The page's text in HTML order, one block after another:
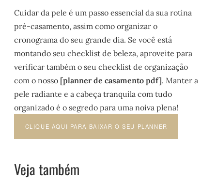
Cuidar da pele é um passo essencial da sua rotina
pré-casamento, assim como organizar o
cronograma do seu grande dia. Se você está
montando seu checklist de beleza, aproveite para
verificar também o seu checklist de organização
com o nosso [planner de casamento pdf]. Manter a
pele radiante e a cabeça tranquila com tudo
organizado é o segredo para uma noiva plena!
CLIQUE AQUI PARA BAIXAR O SEU PLANNER
Veja também